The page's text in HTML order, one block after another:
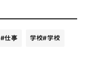
#仕事 学校#学校